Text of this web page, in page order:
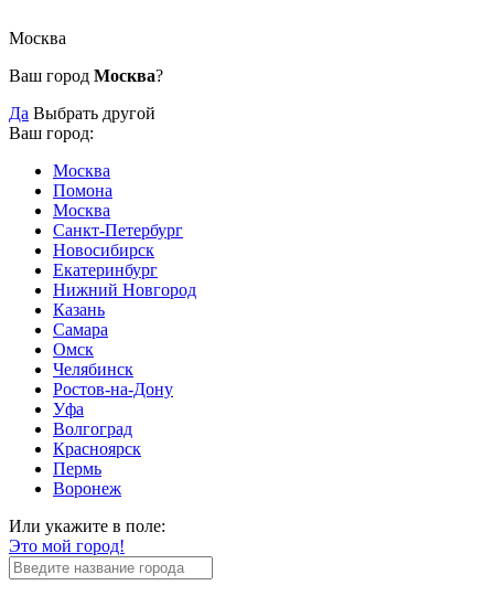
Москва
Ваш город Москва?
Да Выбрать другой
Ваш город:
Москва
Помона
Москва
Санкт-Петербург
Новосибирск
Екатеринбург
Нижний Новгород
Казань
Самара
Омск
Челябинск
Ростов-на-Дону
Уфа
Волгоград
Красноярск
Пермь
Воронеж
Или укажите в поле:
Это мой город!